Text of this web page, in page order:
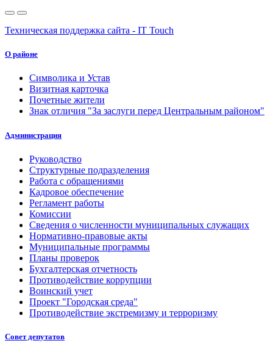
Техническая поддержка сайта - IT Touch
О районе
Символика и Устав
Визитная карточка
Почетные жители
Знак отличия "За заслуги перед Центральным районом"
Администрация
Руководство
Структурные подразделения
Работа с обращениями
Кадровое обеспечение
Регламент работы
Комиссии
Сведения о численности муниципальных служащих
Нормативно-правовые акты
Муниципальные программы
Планы проверок
Бухгалтерская отчетность
Противодействие коррупции
Воинский учет
Проект "Городская среда"
Противодействие экстремизму и терроризму
Совет депутатов